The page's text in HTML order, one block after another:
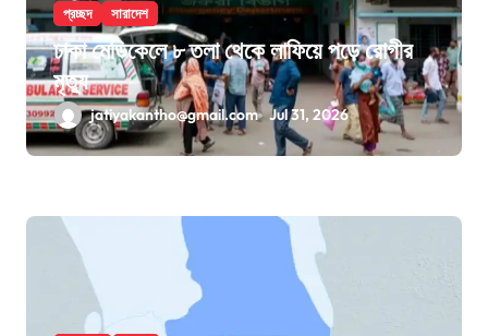
প্রচ্ছদ সারাদেশ
ঢাকা মেডিকেলে ৮ তলা থেকে লাফিয়ে পড়ে রোগীর
মৃত্যু
jatiyakantho@gmail.com Jul 31, 2026